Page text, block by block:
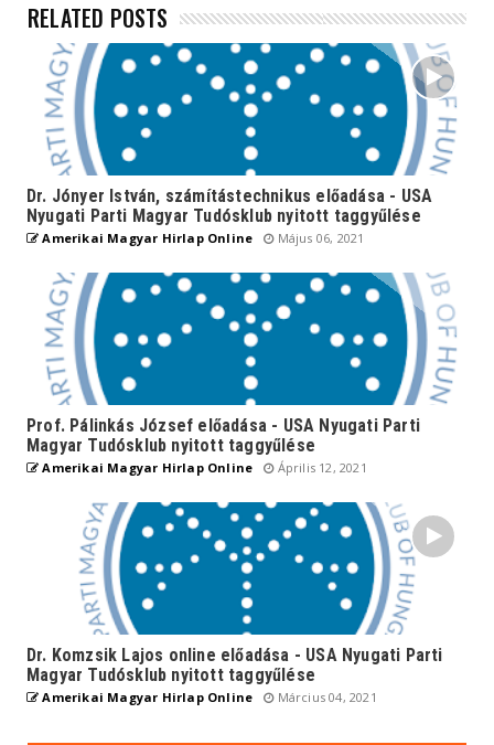
RELATED POSTS
Dr. Jónyer István, számítástechnikus előadása - USA
Nyugati Parti Magyar Tudósklub nyitott taggyűlése
Amerikai Magyar Hirlap Online Május 06, 2021
Prof. Pálinkás József előadása - USA Nyugati Parti
Magyar Tudósklub nyitott taggyűlése
Amerikai Magyar Hirlap Online Április 12, 2021
Dr. Komzsik Lajos online előadása - USA Nyugati Parti
Magyar Tudósklub nyitott taggyűlése
Amerikai Magyar Hirlap Online Március 04, 2021